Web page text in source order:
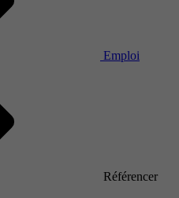
Emploi
Référencer